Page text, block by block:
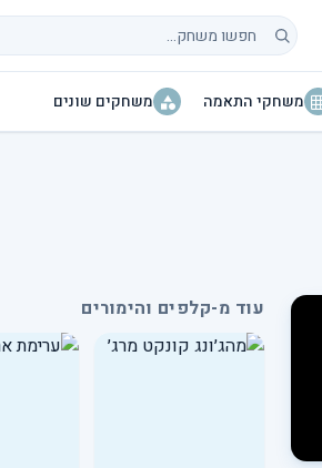
חיפוש משחקים
משחקי התאמה משחקים שונים
עוד מ-קלפים והימורים